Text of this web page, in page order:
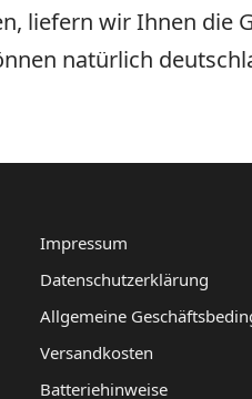
liefern wir Ihnen die
natürlich
Impressum
Datenschutzerklärung
Allgemeine
Versandkosten
Batteriehinweise